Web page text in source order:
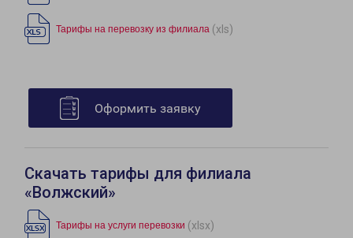
Тарифы на перевозку из филиала (xls)
Оформить заявку
Скачать тарифы для филиала
«Волжский»
Тарифы на услуги перевозки (xlsx)